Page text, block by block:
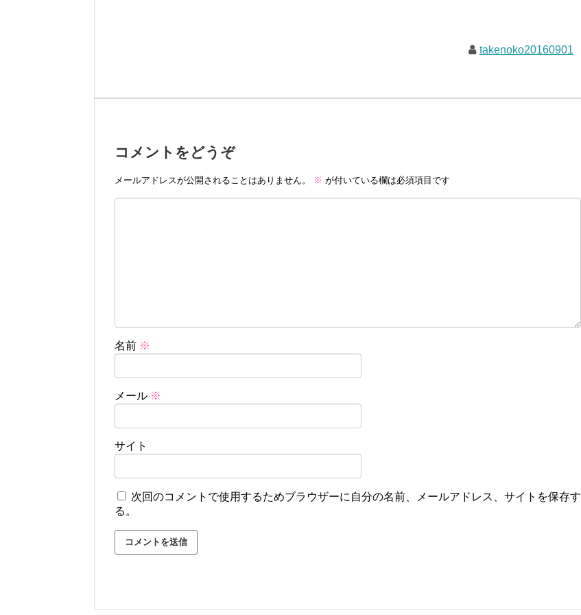
takenoko20160901
コメントをどうぞ
メールアドレスが公開されることはありません。 ※ が付いている欄は必須項目です
名前 ※
メール ※
サイト
次回のコメントで使用するためブラウザーに自分の名前、メールアドレス、サイトを保存す
る。